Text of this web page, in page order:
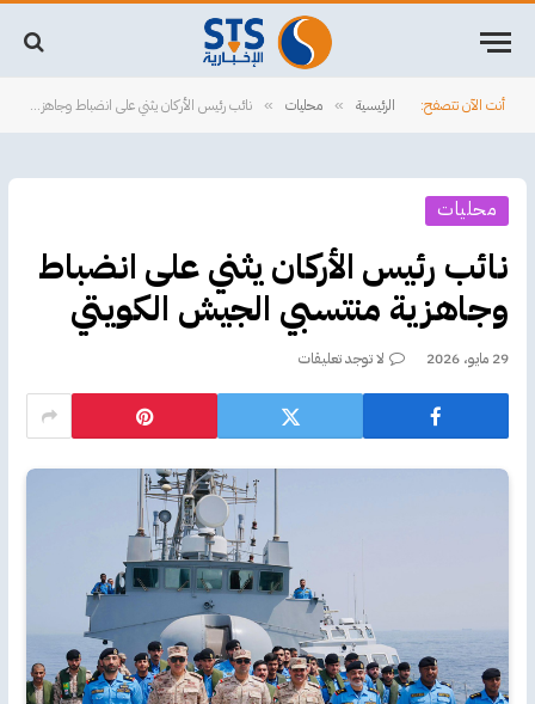
أنت الآن تتصفح: الرئيسية » محليات » نائب رئيس الأركان يثني على انضباط وجاهزية منتسبي الجيش الكويتي
محليات
نائب رئيس الأركان يثني على انضباط
وجاهزية منتسبي الجيش الكويتي
29 مايو، 2026 لا توجد تعليقات